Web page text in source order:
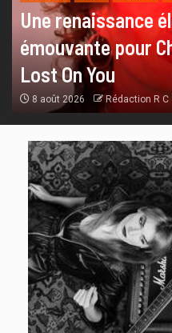
Une renaissance
émouvante pour
Lost On You
8 août 2026 Rédaction R C